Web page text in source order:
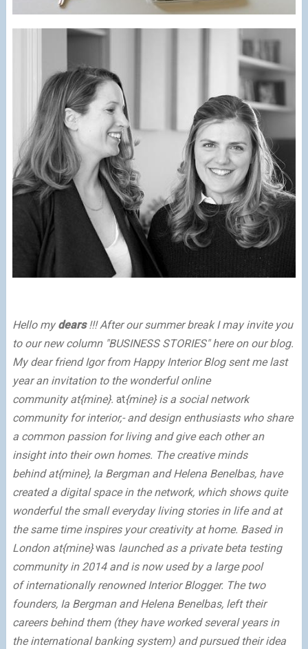
Hello my dears!!! After our summer break I may invite you
to our new column "BUSINESS STORIES"here on our blog.
My dear friend Igor from Happy Interior Blogsent me last
year an invitation to the wonderful online
community at{mine}. at{mine}is a social network
community for interior,- and design enthusiasts who share
a common passion for living and give each other an
insight into their own homes. The creative minds
behindat{mine}, Ia Bergman and Helena Benelbas, have
created a digital space in the network, which shows quite
wonderful the small everyday living stories in life and at
the same time inspires your creativity at home. Based in
London at{mine}was launched as a private beta testing
community in 2014 and is now used by a large pool
of internationally renowned Interior Blogger. The two
founders, Ia Bergman and Helena Benelbas, left their
careers behind them (they have worked several years in
the international banking system) and pursued their idea